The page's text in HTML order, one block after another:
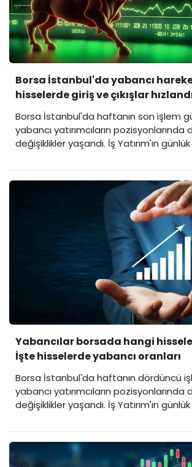
Borsa İstanbul'da yabancı
hisselerde giriş ve çıkışlar
Borsa İstanbul'da haftanın son işlem
yabancı yatırımcıların
değişiklikler yaşandı. İş Yatırım'ın
oranları raporuna göre bazı hisselere
artarken, bazı hisselerden ise sürekli bir
gerçekleştiği gözlendi.
Yabancılar borsada hangi
İşte hisselerde yabancı oranları
Borsa İstanbul'da haftanın dördüncü
yabancı yatırımcıların
değişiklikler yaşandı. İş Yatırım'ın
oranları raporuna göre bazı hisselere
ilgisi devam ederken, bazı hisselerden
gözlendi.